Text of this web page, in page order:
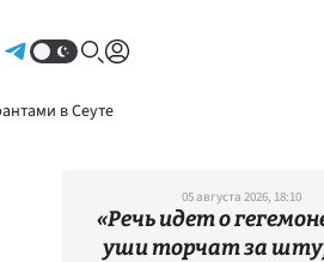
в Сеуте
05 августа 2026, 18:10
«Речь идет о
уши торчат за